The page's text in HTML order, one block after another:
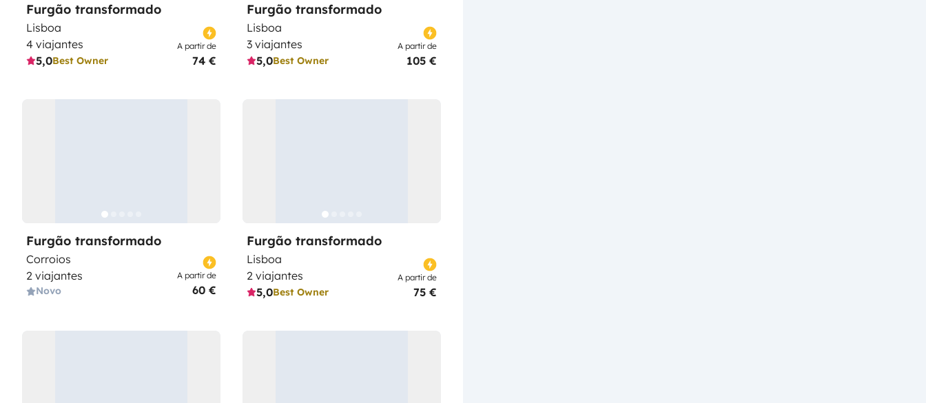
Furgão transformado
Lisboa
4 viajantes
5,0Best Owner
A partir de
74 €
Furgão transformado
Lisboa
3 viajantes
5,0Best Owner
A partir de
105 €
Furgão transformado
Corroios
2 viajantes
Novo
A partir de
60 €
Furgão transformado
Lisboa
2 viajantes
5,0Best Owner
A partir de
75 €